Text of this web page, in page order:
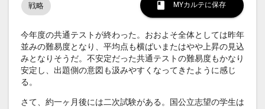
戦略 MYカルテに保存
今年度の共通テストが終わった。おおよそ全体としては昨年
並みの難易度となり、平均点も横ばいまたはやや上昇の見込
みとなりそうだ。不安定だった共通テストの難易度もかなり
安定し、出題側の意図も汲みやすくなってきたように感じ
る。
さて、約一ヶ月後には二次試験がある。国公立志望の学生は